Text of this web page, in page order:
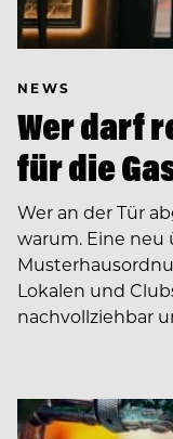
NEWS
Wer darf
für die
Wer an der Tür
warum. Eine neu
Lokalen und
nachvollziehbar